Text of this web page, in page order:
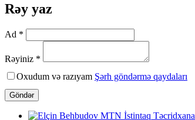
Rəy yaz
Ad *
Rəyiniz *
Oxudum və razıyam Şərh göndərmə qaydaları
Göndər